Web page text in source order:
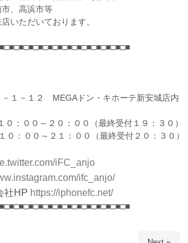
市、高浜市等
いただいております。
－１－１２ MEGAドン・キホーテ新安城店内
：００～２０：００（最終受付１９：３０）
０～２１：００（最終受付２０：３０）
iFC_anjo
ifc_anjo/
社HP https://iphonefc.net/